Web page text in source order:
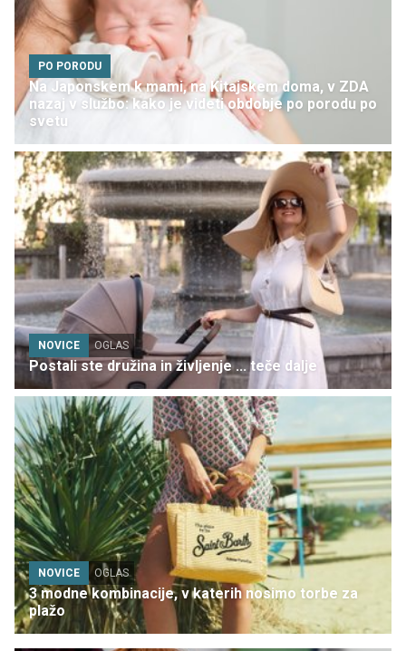
PO PORODU
Na Japonskem k mami, na Kitajskem doma, v ZDA
nazaj v službo: kako je videti obdobje po porodu po
svetu
NOVICE OGLAS
Postali ste družina in življenje ... teče dalje
NOVICE OGLAS
3 modne kombinacije, v katerih nosimo torbe za
plažo